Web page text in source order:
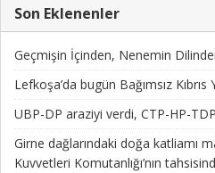
Son Eklenenler
Geçmişin İçinden, Nenemin
Lefkoşa’da bugün Bağımsız
UBP-DP araziyi verdi, CTP-HP-
Girne dağlarındaki doğa katliamı
Kuvvetleri Komutanlığı’nın